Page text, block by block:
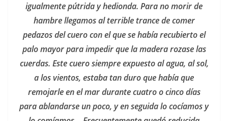
igualmente pútrida y hedionda. Para no morir de
hambre llegamos al terrible trance de comer
pedazos del cuero con el que se había recubierto el
palo mayor para impedir que la madera rozase las
cuerdas. Este cuero siempre expuesto al agua, al sol,
a los vientos, estaba tan duro que había que
remojarle en el mar durante cuatro o cinco días
para ablandarse un poco, y en seguida lo cocíamos y